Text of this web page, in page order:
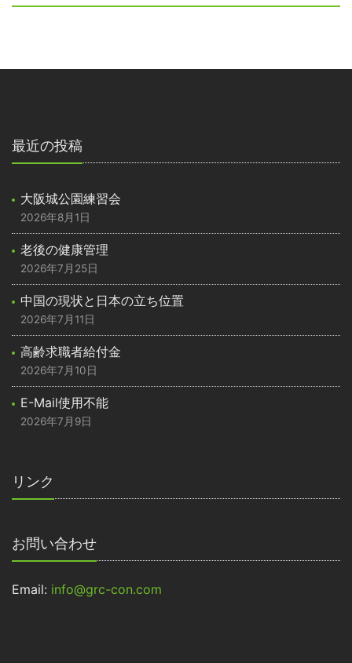
最近の投稿
大阪城公園練習会
2026年8月1日
老後の健康管理
2026年7月25日
中国の現状と日本の立ち位置
2026年7月11日
高齢求職者給付金
2026年7月10日
E-Mail使用不能
2026年7月9日
リンク
お問い合わせ
Email: info@grc-con.com